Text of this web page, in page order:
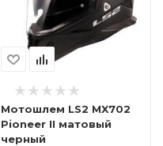
Мотошлем LS2 MX702
Pioneer II матовый
черный